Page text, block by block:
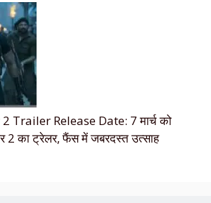
Trailer Release Date: 7 मार्च को
2 का ट्रेलर, फैंस में जबरदस्त उत्साह